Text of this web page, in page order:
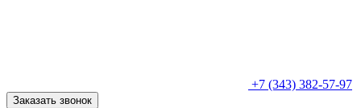
+7 (343) 382-57-97
Заказать звонок